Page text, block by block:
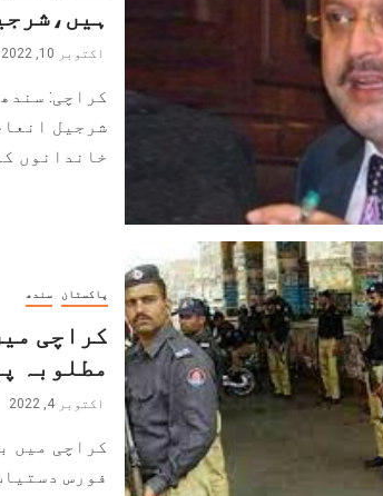
اکتوبر 10, 2022
کراچی:
خاندانوں
پاکستان سندھ
کراچی
مطلوبہ
اکتوبر 4, 2022
کراچی میں
فورس